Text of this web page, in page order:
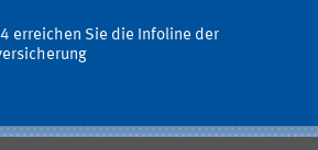
erreichen Sie die Infoline der